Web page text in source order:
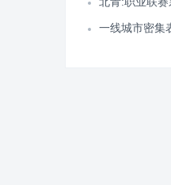
一线城市密集